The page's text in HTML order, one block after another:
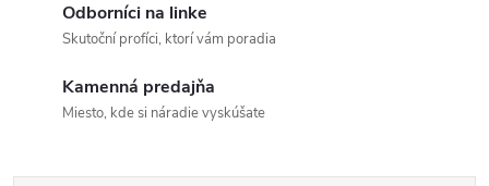
Odborníci na linke
Skutoční profíci, ktorí vám poradia
Kamenná predajňa
Miesto, kde si náradie vyskúšate